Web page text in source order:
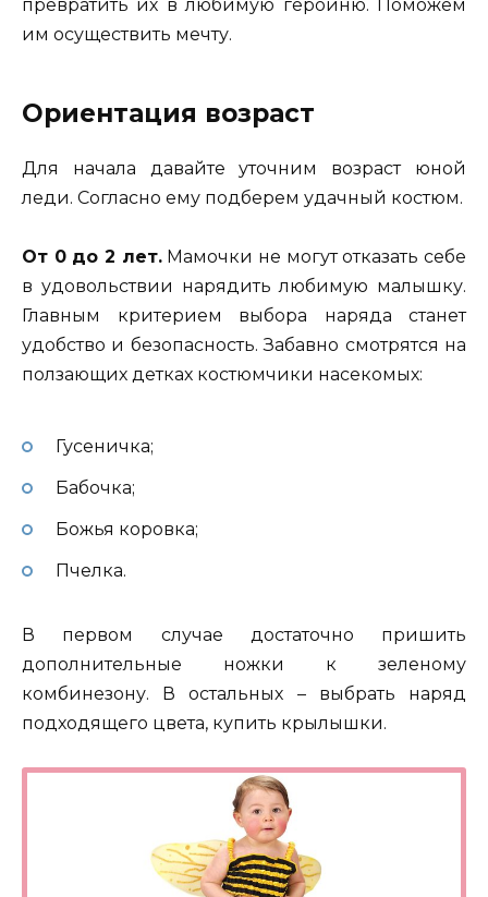
превратить их в любимую героиню. Поможем
им осуществить мечту.
Ориентация возраст
Для начала давайте уточним возраст юной
леди. Согласно ему подберем удачный костюм.
От 0 до 2 лет.Мамочки не могут отказать себе
в удовольствии нарядить любимую малышку.
Главным критерием выбора наряда станет
удобство и безопасность. Забавно смотрятся на
ползающих детках костюмчики насекомых:
Гусеничка;
Бабочка;
Божья коровка;
Пчелка.
В первом случае достаточно пришить
дополнительные ножки к зеленому
комбинезону. В остальных – выбрать наряд
подходящего цвета, купить крылышки.